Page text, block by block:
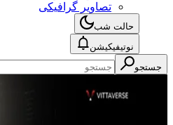
تصاویر گرافیکی
حالت شب
نوتیفیکیشن
جستجو